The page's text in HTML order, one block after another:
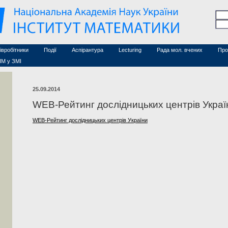
дослідники
персонал
Події
Конференції (архів)
Курси з математики
Аспірантура Lecturing Рада мол. вчених
ІМ у ЗМІ
25.09.2014
WEB-Рейтинг дослідницьких центрів
WEB-Рейтинг дослідницьких центрів України